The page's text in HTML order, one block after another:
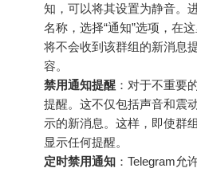
知，可以将其设置为静音。
名称，选择“通知”选项，在
将不会收到该群组的新消息
容。
禁用通知提醒 ：对于不重要
提醒。这不仅包括声音和震
示的新消息。这样，即使群
显示任何提醒。
定时禁用通知 ：Telegram允